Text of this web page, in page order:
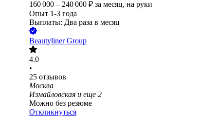
160 000 – 240 000 ₽ за месяц, на руки
Опыт 1-3 года
Выплаты: Два раза в месяц
Beautyliner Group
4.0
•
25 отзывов
Москва
Измайловская и еще 2
Можно без резюме
Откликнуться